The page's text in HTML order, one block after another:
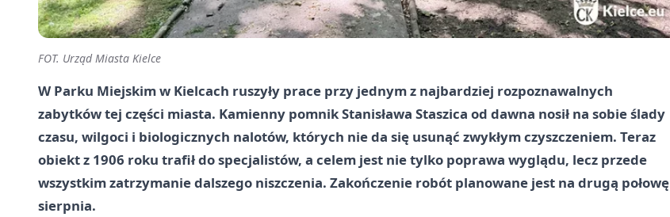
FOT. Urząd Miasta Kielce
W Parku Miejskim w Kielcach ruszyły prace przy jednym z najbardziej rozpoznawalnych
zabytków tej części miasta. Kamienny pomnik Stanisława Staszica od dawna nosił na sobie ślady
czasu, wilgoci i biologicznych nalotów, których nie da się usunąć zwykłym czyszczeniem. Teraz
obiekt z 1906 roku trafił do specjalistów, a celem jest nie tylko poprawa wyglądu, lecz przede
wszystkim zatrzymanie dalszego niszczenia. Zakończenie robót planowane jest na drugą połowę
sierpnia.